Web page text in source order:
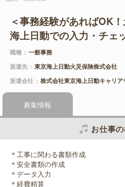
＜事務経験があればOK
海上日動での入力・チェ
職種
一般事務
派遣先
東京海上日動火災保険株式会社
派遣会社
株式会社東京海上日動キャリア
募集情報
お仕事
＊工事に関わる書類作成
＊安全書類の作成
＊データ入力
＊経費精算